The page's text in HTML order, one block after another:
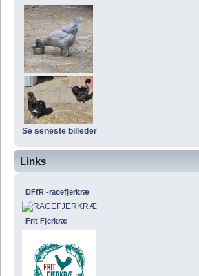
Se seneste billeder
Links
DFfR -racefjerkræ
Frit Fjerkræ